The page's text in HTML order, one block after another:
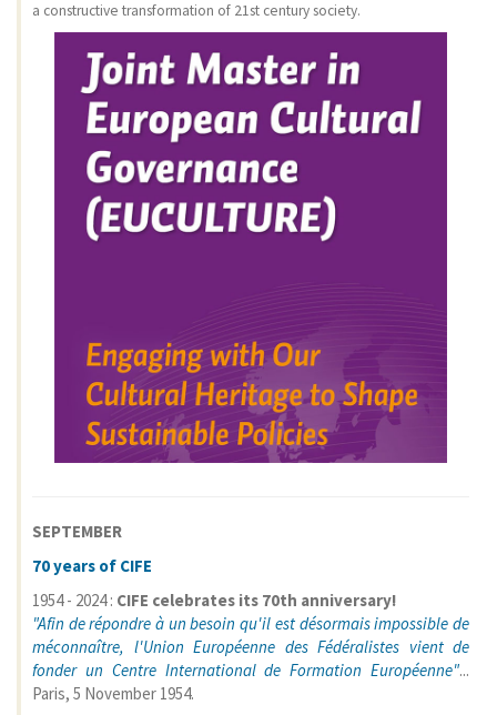
a constructive transformation of 21st century society.
SEPTEMBER
70 years of CIFE
1954 - 2024 : CIFE celebrates its 70th anniversary!
"Afin de répondre à un besoin qu'il est désormais impossible de
méconnaître, l'Union Européenne des Fédéralistes vient de
fonder un Centre International de Formation Européenne"...
Paris, 5 November 1954.